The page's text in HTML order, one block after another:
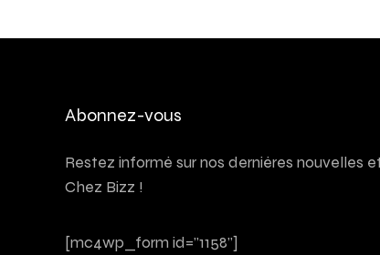
Abonnez-vous
Restez informé sur nos dernières nouvelles
Chez Bizz !
[mc4wp_form id="1158"]